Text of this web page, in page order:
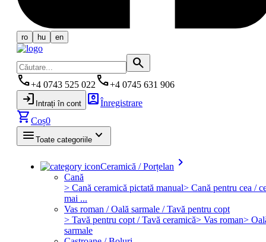
ro hu en
search
phone+4 0743 525 022 phone+4 0745 631 906
login Intrați în cont account_boxÎnregistrare
shopping_cartCoș0
menu Toate categoriile keyboard_arrow_down
Ceramică / Porțelan keyboard_arrow_right
Cană
> Cană ceramică pictată manual> Cană pentru cea /
mai ...
Vas roman / Oală sarmale / Tavă pentru copt
> Tavă pentru copt / Tavă ceramică> Vas roman>
sarmale